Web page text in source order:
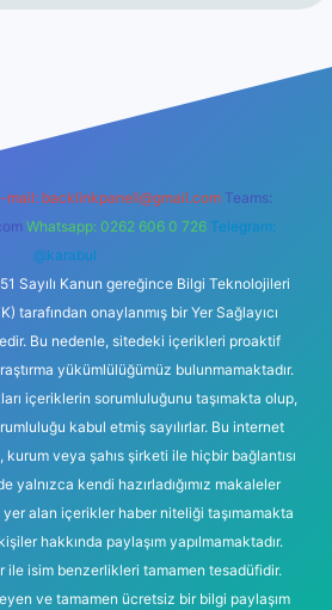
mail: backlinkpaneli@gmail.com Teams:
Whatsapp: 0262 606 0 726 Telegram:
@karabul
Sayılı Kanun gereğince Bilgi Teknolojileri
tarafından onaylanmış bir Yer Sağlayıcı
Bu nedenle, sitedeki içerikleri proaktif
yükümlülüğümüz bulunmamaktadır.
içeriklerin sorumluluğunu taşımakta olup,
kabul etmiş sayılırlar. Bu internet
veya şahıs şirketi ile hiçbir bağlantısı
yalnızca kendi hazırladığımız makaleler
yer alan içerikler haber niteliği taşımamakta
hakkında paylaşım yapılmamaktadır.
ile isim benzerlikleri tamamen tesadüfidir.
ve tamamen ücretsiz bir bilgi paylaşım